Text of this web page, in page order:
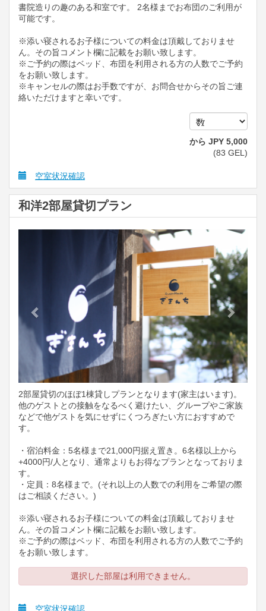
書院造りの趣のある和室です。 2名様までお布団のご利用が
可能です。
※添い寝されるお子様についての料金は頂戴しておりませ
ん。その旨コメント欄に記載をお願い致します。
※ご予約の際はベッド、布団を利用される方の人数でご予約
をお願い致します。
※キャンセルの際はお手数ですが、お問合せからその旨ご連
絡いただけますと幸いです。
から JPY 5,000
(83 GEL )
空室状況確認
和洋2部屋貸切プラン
Next
2部屋貸切のほぼ1棟貸しプランとなります(家主はいます)。
他のゲストとの接触をなるべく避けたい、グループやご家族
などで他ゲストを気にせずにくつろぎたい方におすすめで
す。
・宿泊料金：5名様まで21,000円据え置き。6名様以上から
+4000円/人となり、通常よりもお得なプランとなっておりま
す。
・定員：8名様まで。(それ以上の人数での利用をご希望の際
はご相談ください。)
※添い寝されるお子様についての料金は頂戴しておりませ
ん。その旨コメント欄に記載をお願い致します。
※ご予約の際はベッド、布団を利用される方の人数でご予約
をお願い致します。
選択した部屋は利用できません。
空室状況確認